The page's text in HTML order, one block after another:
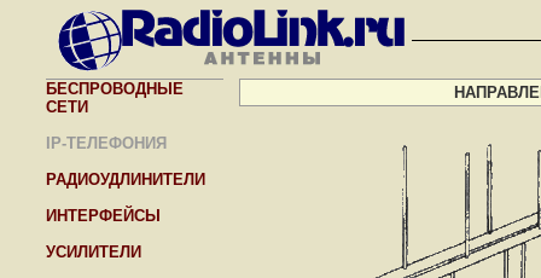
БЕСПРОВОДНЫЕ
СЕТИ
IP-ТЕЛЕФОНИЯ
РАДИОУДЛИНИТЕЛИ
ИНТЕРФЕЙСЫ
УСИЛИТЕЛИ